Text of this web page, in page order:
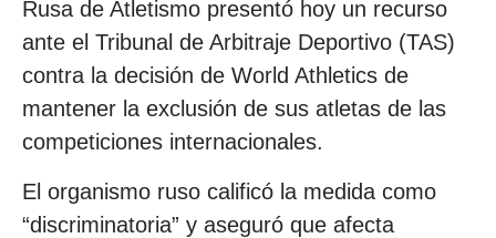
Rusa de Atletismo presentó hoy un recurso
ante el Tribunal de Arbitraje Deportivo (TAS)
contra la decisión de World Athletics de
mantener la exclusión de sus atletas de las
competiciones internacionales.
El organismo ruso calificó la medida como
“discriminatoria” y aseguró que afecta